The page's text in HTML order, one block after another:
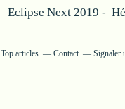
Eclipse Next 2019 -
Top articles Contact Signaler